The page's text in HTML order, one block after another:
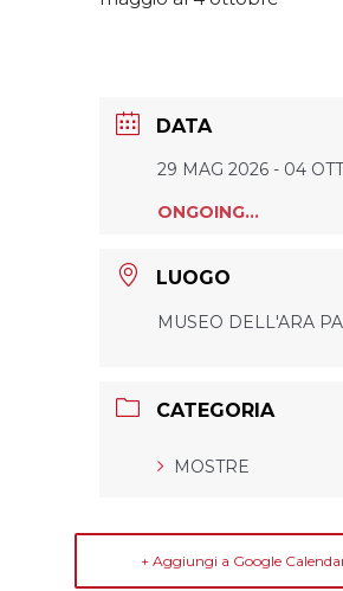
DATA
29 MAG 2026 - 04
ONGOING...
LUOGO
MUSEO DELL'ARA
CATEGORIA
MOSTRE
+ Aggiungi a Google